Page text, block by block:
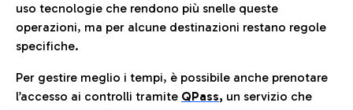
uso tecnologie che rendono più snelle queste
operazioni, ma per alcune destinazioni restano regole
specifiche.
Per gestire meglio i tempi, è possibile anche prenotare
l’accesso ai controlli tramite QPass, un servizio che